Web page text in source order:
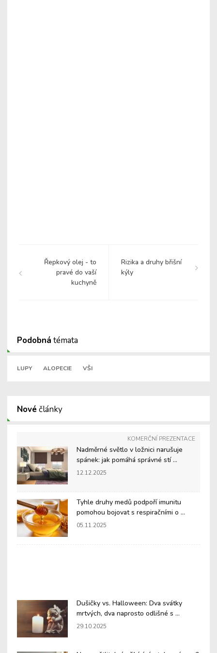
Řepkový olej - to
pravé do vaší
kuchyně
Rizika a druhy břišní
kýly
Podobná témata
LUPY ALOPECIE VŠI
Nové články
KOMERČNÍ PREZENTACE
Nadměrné světlo v ložnici narušuje
spánek: jak pomáhá správné stí ...
12.12.2025
Tyhle druhy medů podpoří imunitu
pomohou bojovat s respiračními o ...
05.11.2025
Dušičky vs. Halloween: Dva svátky
mrtvých, dva naprosto odlišné s ...
29.10.2025